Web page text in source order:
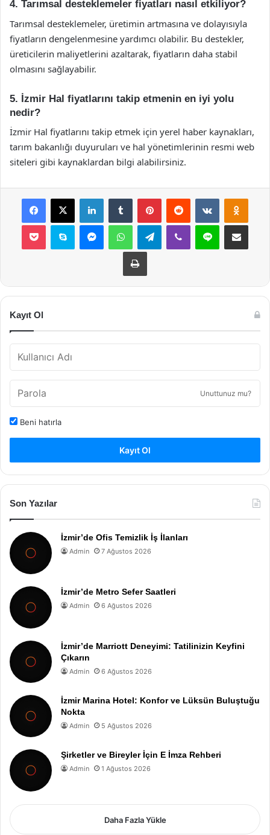
4. Tarımsal desteklemeler fiyatları nasıl etkiliyor?
Tarımsal desteklemeler, üretimin artmasına ve dolayısıyla
fiyatların dengelenmesine yardımcı olabilir. Bu destekler,
üreticilerin maliyetlerini azaltarak, fiyatların daha stabil
olmasını sağlayabilir.
5. İzmir Hal fiyatlarını takip etmenin en iyi yolu
nedir?
İzmir Hal fiyatlarını takip etmek için yerel haber kaynakları,
tarım bakanlığı duyuruları ve hal yönetimlerinin resmi web
siteleri gibi kaynaklardan bilgi alabilirsiniz.
Facebook
X LinkedInTumblr PinterestReddit VKontakte
Pocket Skype MessengerWhatsAppTelegramViber Line E-Posta ile
Yazdır
Kayıt Ol
Unuttunuz mu?
Beni hatırla
Kayıt Ol
Son Yazılar
İzmir’de Ofis Temizlik İş İlanları
Admin 7 Ağustos 2026
İzmir’de Metro Sefer Saatleri
Admin 6 Ağustos 2026
İzmir’de Marriott Deneyimi: Tatilinizin Keyfini
Çıkarın
Admin 6 Ağustos 2026
İzmir Marina Hotel: Konfor ve Lüksün Buluştuğu
Nokta
Admin 5 Ağustos 2026
Şirketler ve Bireyler İçin E İmza Rehberi
Admin 1 Ağustos 2026
Daha Fazla Yükle